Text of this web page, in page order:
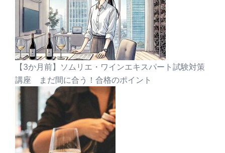
【3か月前】ソムリエ・ワインエキスパート試験対策
講座 まだ間に合う！合格のポイント